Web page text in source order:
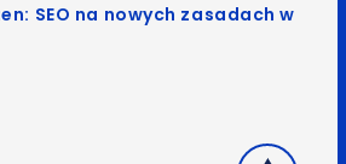
SEO na nowych zasadach w